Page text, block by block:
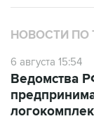
НОВОСТИ ПО
6 августа 15:54
Ведомства